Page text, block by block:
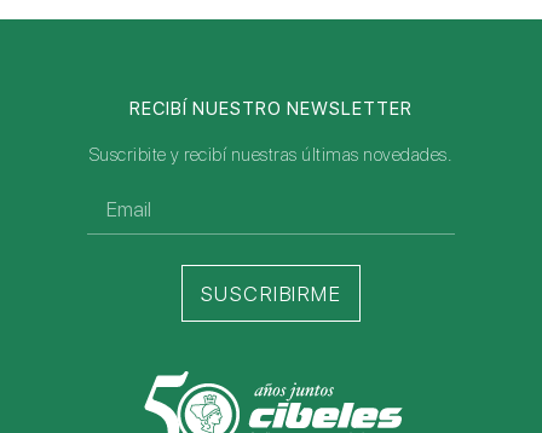
RECIBÍ NUESTRO NEWSLETTER
Suscribite y recibí nuestras últimas novedades.
SUSCRIBIRME